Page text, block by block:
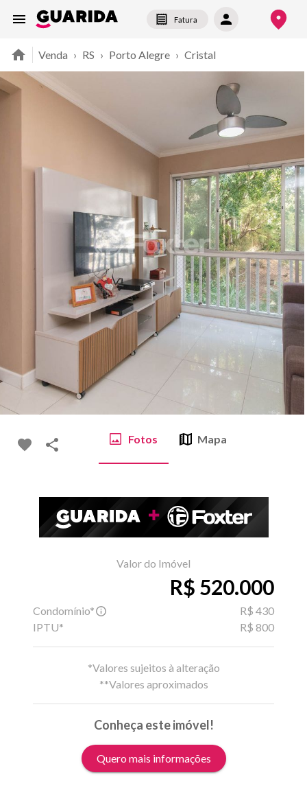
Fatura
Venda › RS › Porto Alegre › Cristal
Fotos Mapa
Valor do Imóvel
R$ 520.000
Condomínio*
R$ 430
IPTU*
R$ 800
*Valores sujeitos à alteração
**Valores aproximados
Conheça este imóvel!
Quero mais informações